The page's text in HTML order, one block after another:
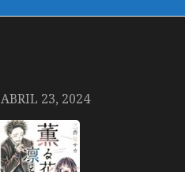
ABRIL 23, 2024